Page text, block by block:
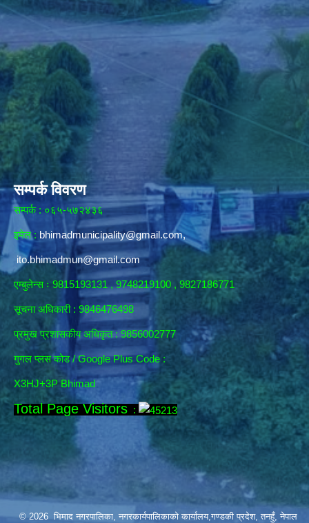
सम्पर्क विवरण
सम्पर्क : ०६५-५७२४३६
इमेल : bhimadmunicipality@gmail.com,
ito.bhimadmun@gmail.com
एम्बुलेन्स ः 9815193131 , 9748219100 , 9827186771
सूचना अधिकारी : 9846476498
प्रमुख प्रशासकीय अधिकृत : 9856002777
गुगल प्लस कोड / Google Plus Code :
X3HJ+3P Bhimad
Total Page Visitors :
© 2026 भिमाद नगरपालिका, नगरकार्यपालिकाको कार्यालय,गण्डकी प्रदेश, तनहुँ, नेपाल